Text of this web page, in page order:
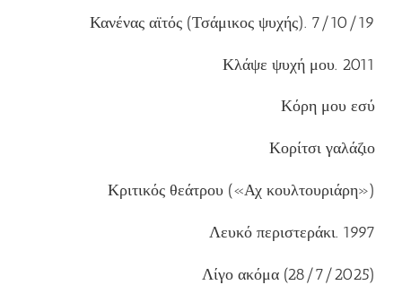
Κανένας αϊτός (Τσάμικος ψυχής). 7/10/19
Κλάψε ψυχή μου. 2011
Κόρη μου εσύ
Κορίτσι γαλάζιο
Κριτικός θεάτρου («Αχ κουλτουριάρη»)
Λευκό περιστεράκι. 1997
Λίγο ακόμα (28/7/2025)